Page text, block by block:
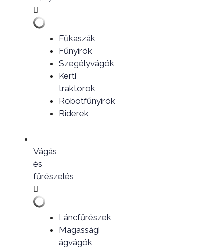
Fűkaszák
Fűnyírók
Szegélyvágók
Kerti
traktorok
Robotfűnyírók
Riderek
Vágás
és
fűrészelés
Láncfűrészek
Magassági
ágvágók